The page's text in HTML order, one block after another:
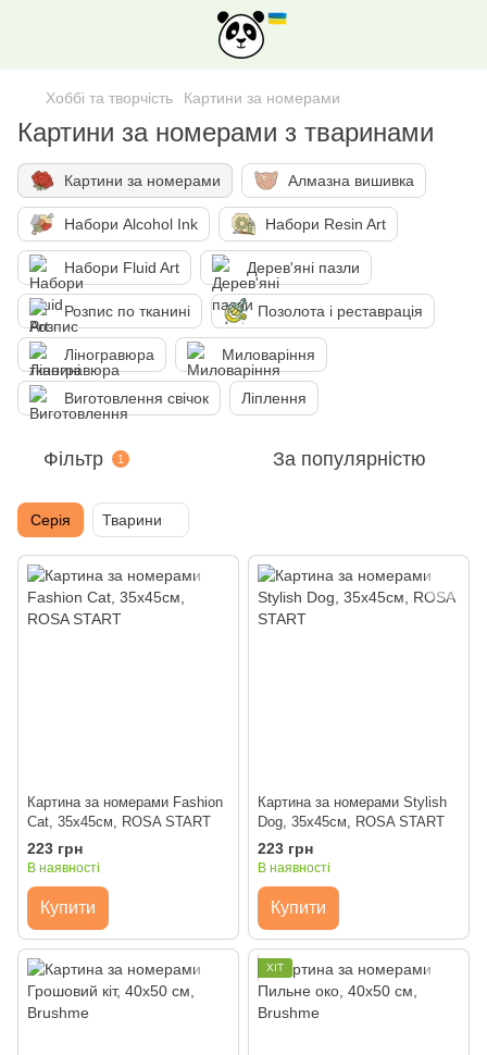
Хоббі та творчість Картини за номерами
Картини за номерами з тваринами
Картини за номерами Алмазна вишивка
Набори Alcohol Ink Набори Resin Art
Набори Fluid Art Дерев'яні пазли
Розпис по тканині Позолота і реставрація
Ліногравюра Миловаріння
Виготовлення свічок Ліплення
Фільтр 1 За популярністю
Серія Тварини
Картина за номерами Fashion
Cat, 35х45см, ROSA START
223 грн
В наявності
Купити
Картина за номерами Stylish
Dog, 35х45см, ROSA START
223 грн
В наявності
Купити
ХІТ